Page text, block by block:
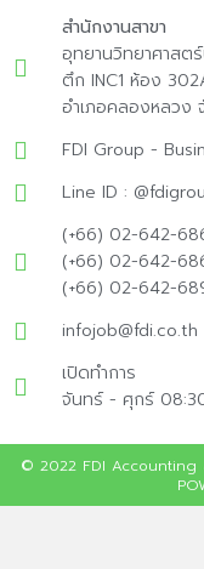
สำนักงานสาขา
อุทยานวิทยาศาสตร์
ตึก INC1 ห้อง
อำเภอคลองหลวง
FDI Group -
Line ID :
(+66) 02-642-
(+66) 02-642-
(+66) 02-642-
infojob@fdi.co.th
เปิดทำการ
จันทร์ - ศุกร์
© 2022 FDI Accounting